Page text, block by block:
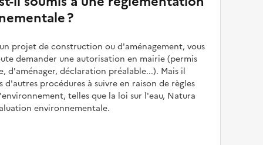
?
un projet de construction ou d'aménagement, vous
demander une autorisation en mairie (permis
d'aménager, déclaration préalable...). Mais il
d'autres procédures à suivre en raison de règles
telles que la loi sur l'eau, Natura
environnementale.